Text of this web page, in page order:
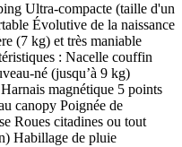
Ultra-compacte (taille d'un
Évolutive de la naissance
(7 kg) et très maniable
: Nacelle couffin
né (jusqu’à 9 kg)
magnétique 5 points
canopy Poignée de
Roues citadines ou tout
Habillage de pluie